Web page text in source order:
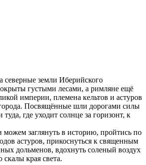
северные земли Иберийского
густыми лесами, а римляне ещё
империи, племена кельтов и астуров
Посвящённые шли дорогами силы
где уходит солнце за горизонт, к
заглянуть в историю, пройтись по
астуров, прикоснуться к священным
дольменов, вдохнуть соленый воздух
края света.